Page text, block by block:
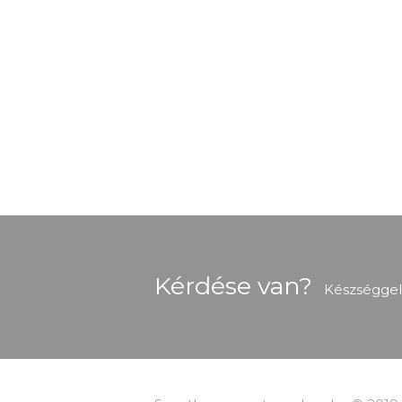
Kérdése van?